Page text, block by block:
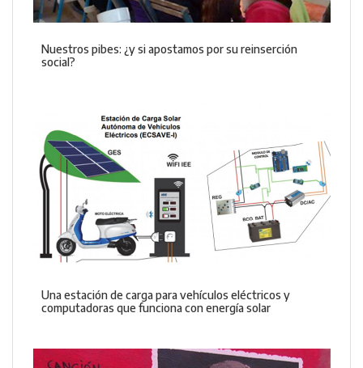
Nuestros pibes: ¿y si apostamos por su reinserción
social?
Una estación de carga para vehículos eléctricos y
computadoras que funciona con energía solar